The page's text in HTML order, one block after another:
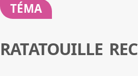
TÉMA
RATATOUILLE